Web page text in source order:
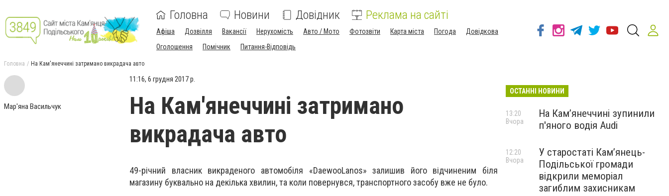
Головна Новини Довідник Реклама на сайті
Афіша Дозвілля Вакансії Нерухомість Авто / Мото Фотозвіти Карта міста Погода
Довідкова
Оголошення
Помічник Питання-Відповідь
Головна На Кам'янеччині затримано викрадача авто
Мар'яна Васильчук
11:16, 6 грудня 2017 р.
На Кам'янеччині затримано
викрадача авто
49-річний власник викраденого автомобіля «DaewooLanos» залишив його відчиненим біля
магазину буквально на декілька хвилин, та коли повернувся, транспортного засобу вже не було.
ОСТАННІ НОВИНИ
На Камʼянеччині зупинили
п'яного водія Audi
13:20
Вчора
У старостаті Кам’янець-
Подільської громади
відкрили меморіал
загиблим захисникам
12:20
Вчора